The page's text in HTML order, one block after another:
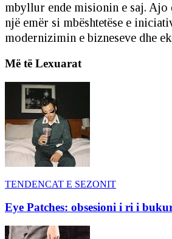
mbyllur ende misionin e saj. Ajo
një emër si mbështetëse e
modernizimin e bizneseve dhe
Më të Lexuarat
TENDENCAT E SEZONIT
Eye Patches: obsesioni i ri i